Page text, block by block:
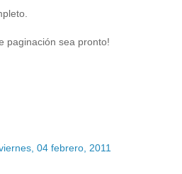
paginación sea pronto!
04 febrero, 2011